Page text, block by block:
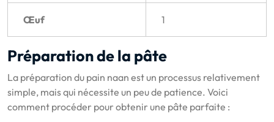
Œuf 1
Préparation de la pâte
La préparation du pain naan est un processus relativement
simple, mais qui nécessite un peu de patience. Voici
comment procéder pour obtenir une pâte parfaite :